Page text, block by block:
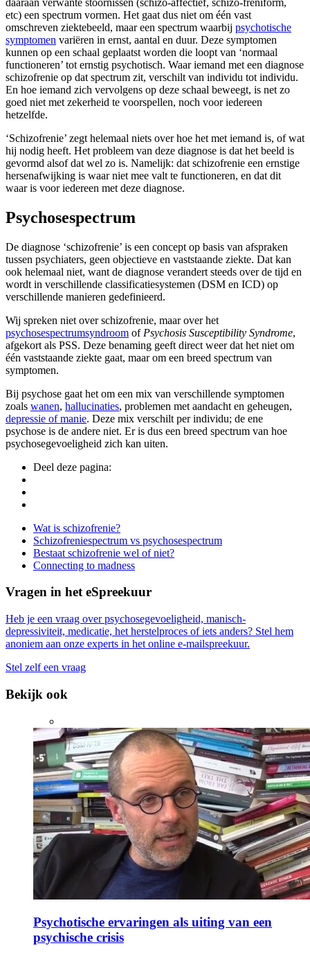
etc) een spectrum vormen. Het gaat dus niet om één vast
omschreven ziektebeeld, maar een spectrum waarbij psychotische
symptomen variëren in ernst, aantal en duur. Deze symptomen
kunnen op een schaal geplaatst worden die loopt van ‘normaal
functioneren’ tot ernstig psychotisch. Waar iemand met een diagnose
schizofrenie op dat spectrum zit, verschilt van individu tot individu.
En hoe iemand zich vervolgens op deze schaal beweegt, is net zo
goed niet met zekerheid te voorspellen, noch voor iedereen
hetzelfde.
‘Schizofrenie’ zegt helemaal niets over hoe het met iemand is, of wat
hij nodig heeft. Het probleem van deze diagnose is dat het beeld is
gevormd alsof dat wel zo is. Namelijk: dat schizofrenie een ernstige
hersenafwijking is waar niet mee valt te functioneren, en dat dit
waar is voor iedereen met deze diagnose.
Psychosespectrum
De diagnose ‘schizofrenie’ is een concept op basis van afspraken
tussen psychiaters, geen objectieve en vaststaande ziekte. Dat kan
ook helemaal niet, want de diagnose verandert steeds over de tijd en
wordt in verschillende classificatiesystemen (DSM en ICD) op
verschillende manieren gedefinieerd.
Wij spreken niet over schizofrenie, maar over het
psychosespectrumsyndroom of Psychosis Susceptibility Syndrome,
afgekort als PSS. Deze benaming geeft direct weer dat het niet om
één vaststaande ziekte gaat, maar om een breed spectrum van
symptomen.
Bij psychose gaat het om een mix van verschillende symptomen
zoals wanen, hallucinaties, problemen met aandacht en geheugen,
depressie of manie. Deze mix verschilt per individu; de ene
psychose is de andere niet. Er is dus een breed spectrum van hoe
psychosegevoeligheid zich kan uiten.
Deel deze pagina:
Side
Navigation
Wat is schizofrenie?
Schizofreniespectrum vs psychosespectrum
Bestaat schizofrenie wel of niet?
Connecting to madness
Vragen in het eSpreekuur
Heb je een vraag over psychosegevoeligheid, manisch-
depressiviteit, medicatie, het herstelproces of iets anders? Stel hem
anoniem aan onze experts in het online e-mailspreekuur.
Stel zelf een vraag
Bekijk ook
Psychotische ervaringen als uiting van een
psychische crisis